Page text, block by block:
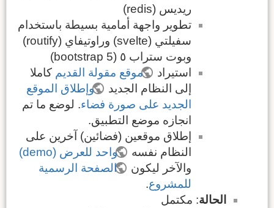
ريديس (redis)
تطوير واجهة أمامية بسيطة باستخدام
سفيلتي (svelte) وراوتيفاي (routify)
وبوت ستراب ٥ (bootstrap 5)
استيراد
موقع مقولة القديم كاملا
إلى النظام الجديد
وإطلاق الموقع
الجديد على صورة فضاء. لوضع ما تم
انجازه موضع التطبيق.
إطلاق موقعين (فضائين) آخرين على
النظام نفسه
واحد للعرض (demo)
والآخر ليكون
الصفحة الرسمية
للمشروع.
الحالة: مكتمل